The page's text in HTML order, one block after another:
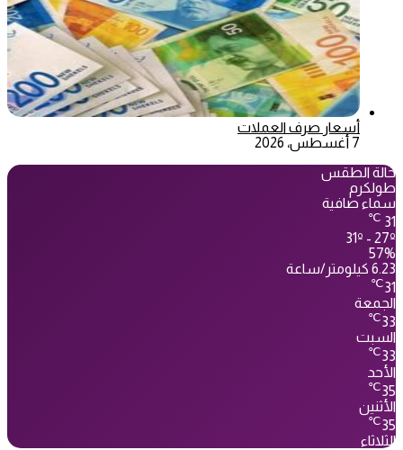
أسعار صرف العملات
7 أغسطس، 2026
حالة الطقس
طولكرم
سماء صافية
31
℃
31º - 27º
57%
6.23 كيلومتر/ساعة
31
℃
الجمعة
33
℃
السبت
33
℃
الأحد
35
℃
الأثنين
35
℃
الثلاثاء